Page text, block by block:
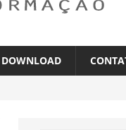
DOWNLOAD